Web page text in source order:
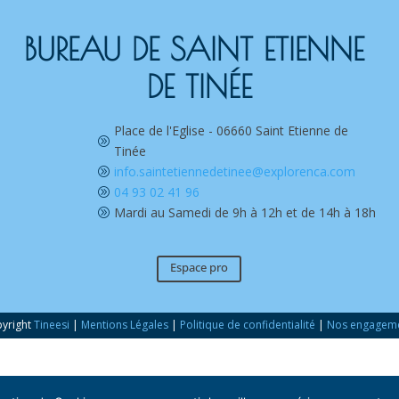
BUREAU DE SAINT ETIENNE
DE TINÉE
A
Place de l'Eglise - 06660 Saint Etienne de
Tinée
A info.saintetiennedetinee@explorenca.com
A 04 93 02 41 96
A Mardi au Samedi de 9h à 12h et de 14h à 18h
Espace pro
Tineesi | Mentions Légales| Politique de confidentialité | Nos